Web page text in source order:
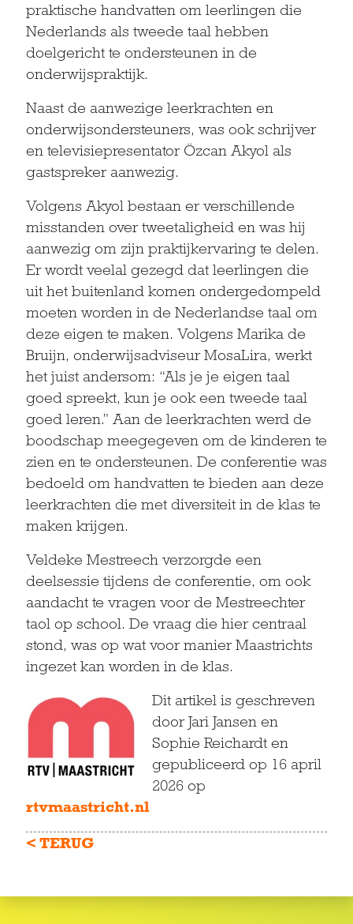
praktische handvatten om leerlingen die
Nederlands als tweede taal hebben
doelgericht te ondersteunen in de
onderwijspraktijk.
Naast de aanwezige leerkrachten en
onderwijsondersteuners, was ook schrijver
en televisiepresentator Özcan Akyol als
gastspreker aanwezig.
Volgens Akyol bestaan er verschillende
misstanden over tweetaligheid en was hij
aanwezig om zijn praktijkervaring te delen.
Er wordt veelal gezegd dat leerlingen die
uit het buitenland komen ondergedompeld
moeten worden in de Nederlandse taal om
deze eigen te maken. Volgens Marika de
Bruijn, onderwijsadviseur MosaLira, werkt
het juist andersom: “Als je je eigen taal
goed spreekt, kun je ook een tweede taal
goed leren.” Aan de leerkrachten werd de
boodschap meegegeven om de kinderen te
zien en te ondersteunen. De conferentie was
bedoeld om handvatten te bieden aan deze
leerkrachten die met diversiteit in de klas te
maken krijgen.
Veldeke Mestreech verzorgde een
deelsessie tijdens de conferentie, om ook
aandacht te vragen voor de Mestreechter
taol op school. De vraag die hier centraal
stond, was op wat voor manier Maastrichts
ingezet kan worden in de klas.
Dit artikel is geschreven
door Jari Jansen en
Sophie Reichardt en
gepubliceerd op 16 april
2026 op
rtvmaastricht.nl
< TERUG